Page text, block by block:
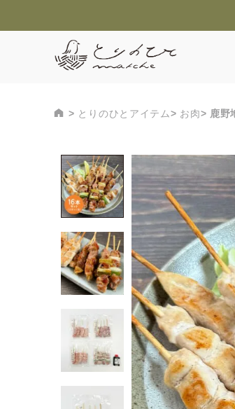
とりのひとアイテム お肉 鹿野